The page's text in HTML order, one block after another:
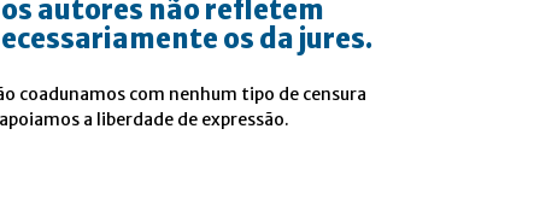
autores não refletem
os da jures.
coadunamos com nenhum tipo de censura
a liberdade de expressão.